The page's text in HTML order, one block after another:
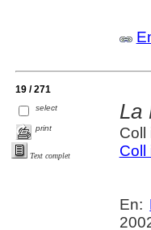
19 / 271
select
print
Text complet
La
Coll
Coll
En: